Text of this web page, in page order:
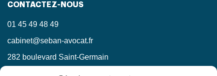
CONTACTEZ-NOUS
01 45 49 48 49
cabinet@seban-avocat.fr
282 boulevard Saint-Germain